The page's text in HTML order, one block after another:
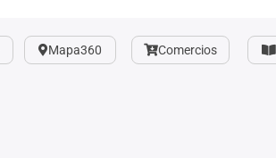
Mapa360 Comercios